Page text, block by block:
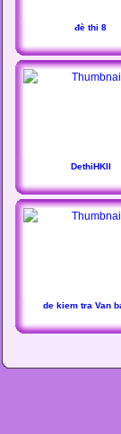
đè thi 8
DethiHKII
de kiem tra Van